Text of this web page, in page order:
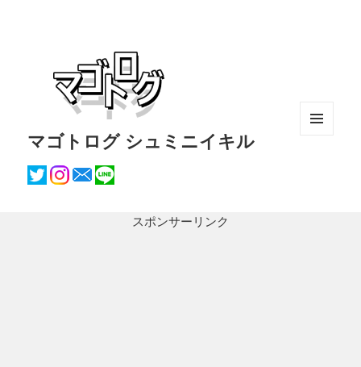
マゴトログ シュミニイキル
スポンサーリンク